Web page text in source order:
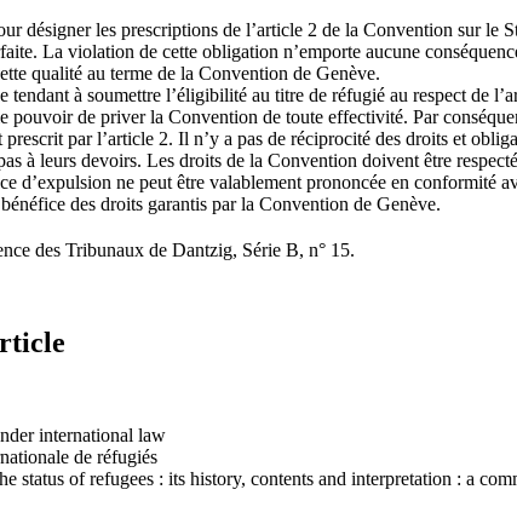
désigner les prescriptions de l’article 2 de la Convention sur le
La violation de cette obligation n’emporte aucune
qualité au terme de la Convention de Genève.
à soumettre l’éligibilité au titre de réfugié au respect de
pouvoir de priver la Convention de toute effectivité. Par
prescrit par l’article 2. Il n’y a pas de réciprocité des droits et
à leurs devoirs. Les droits de la Convention doivent être
d’expulsion ne peut être valablement prononcée en
des droits garantis par la Convention de Genève.
des Tribunaux de Dantzig, Série B, n° 15.
international law
de réfugiés
status of refugees : its history, contents and interpretation : a